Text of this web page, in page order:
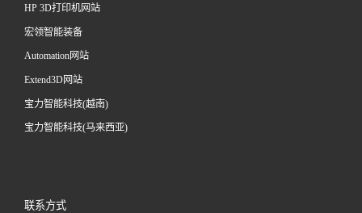
HP 3D打印机网站
宏领智能装备
Automation网站
Extend3D网站
宝力智能科技(越南)
宝力智能科技(马来西亚)
联系方式